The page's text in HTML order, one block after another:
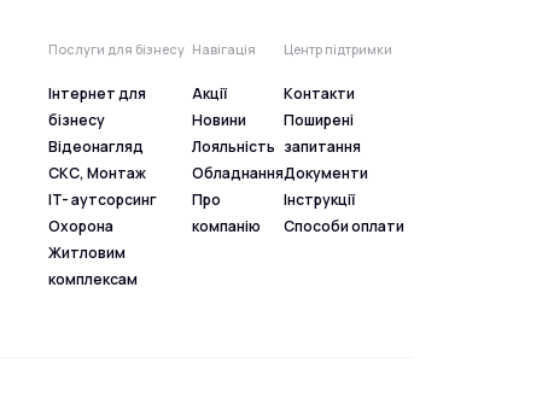
Послуги для бізнесу
Інтернет для
бізнесу
Відеонагляд
СКС, Монтаж
IT- аутсорсинг
Охорона
Житловим
комплексам
Навігація
Акції
Новини
Лояльність
Обладнання
Про
компанію
Центр підтримки
Контакти
Поширені
запитання
Документи
Інструкції
Способи оплати